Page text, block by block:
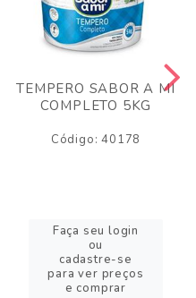
TEMPERO SABOR A MI
COMPLETO 5KG
Código: 40178
Faça seu login
ou
cadastre-se
para ver preços
e comprar